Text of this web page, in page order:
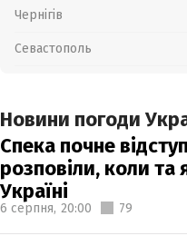
Чернігів
Севастополь
Новини погоди
Спека почне
розповіли, коли та
Україні
6 серпня, 20:00 79